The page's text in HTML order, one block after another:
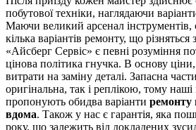
побутової техніки, наглядаючи
Маючи великий арсенал інструментів,
кілька варіантів ремонту, що
«Айсберг Сервіс» є певні розуміння
цінова політика гнучка. В основу
витрати на заміну деталі. Запасна
оригінальна, так і реплікою, тому
пропонують обидва варіанти ремонту
вдома. Також у нас є гарантія, яка
року, що залежить від докладених